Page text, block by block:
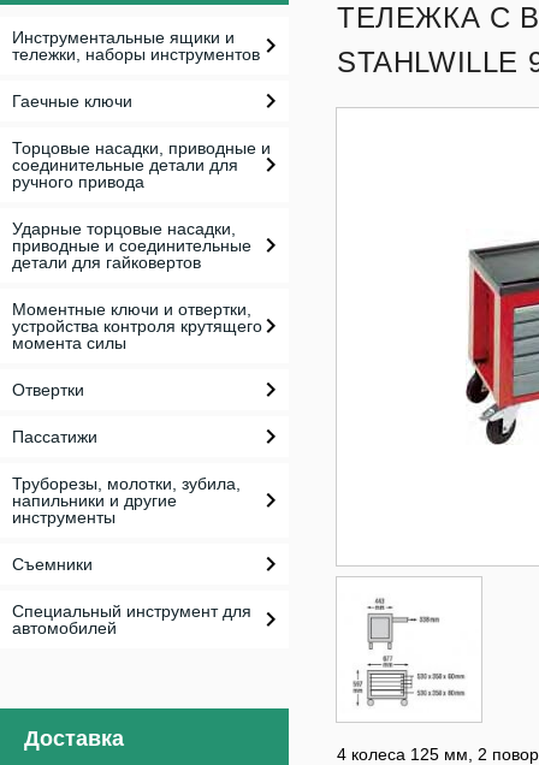
Инструментальные ящики и
тележки, наборы инструментов
Гаечные ключи
Торцовые насадки, приводные и
соединительные детали для
ручного привода
Ударные торцовые насадки,
приводные и соединительные
детали для гайковертов
Моментные ключи и отвертки,
устройства контроля крутящего
момента силы
Отвертки
Пассатижи
Труборезы, молотки, зубила,
напильники и другие
инструменты
Съемники
Специальный инструмент для
автомобилей
Доставка
ТЕЛЕЖКА С
STAHLWILLE
4 колеса 125 мм, 2